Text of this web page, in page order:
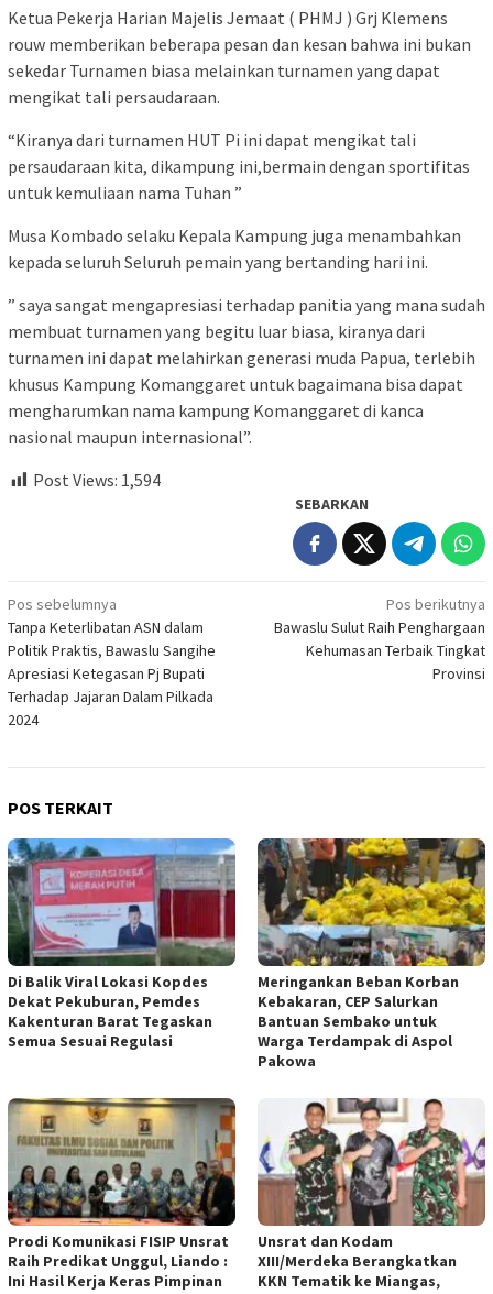
Ketua Pekerja Harian Majelis Jemaat ( PHMJ ) Grj Klemens
rouw memberikan beberapa pesan dan kesan bahwa ini bukan
sekedar Turnamen biasa melainkan turnamen yang dapat
mengikat tali persaudaraan.
“Kiranya dari turnamen HUT Pi ini dapat mengikat tali
persaudaraan kita, dikampung ini,bermain dengan sportifitas
untuk kemuliaan nama Tuhan ”
Musa Kombado selaku Kepala Kampung juga menambahkan
kepada seluruh Seluruh pemain yang bertanding hari ini.
” saya sangat mengapresiasi terhadap panitia yang mana sudah
membuat turnamen yang begitu luar biasa, kiranya dari
turnamen ini dapat melahirkan generasi muda Papua, terlebih
khusus Kampung Komanggaret untuk bagaimana bisa dapat
mengharumkan nama kampung Komanggaret di kanca
nasional maupun internasional”.
Post Views: 1,594
SEBARKAN
Navigasi
pos
Pos sebelumnya
Tanpa Keterlibatan ASN dalam
Politik Praktis, Bawaslu Sangihe
Apresiasi Ketegasan Pj Bupati
Terhadap Jajaran Dalam Pilkada
2024
Pos berikutnya
Bawaslu Sulut Raih Penghargaan
Kehumasan Terbaik Tingkat
Provinsi
POS TERKAIT
Di Balik Viral Lokasi Kopdes
Dekat Pekuburan, Pemdes
Kakenturan Barat Tegaskan
Semua Sesuai Regulasi
Meringankan Beban Korban
Kebakaran, CEP Salurkan
Bantuan Sembako untuk
Warga Terdampak di Aspol
Pakowa
Prodi Komunikasi FISIP Unsrat
Raih Predikat Unggul, Liando :
Ini Hasil Kerja Keras Pimpinan
Unsrat dan Kodam
XIII/Merdeka Berangkatkan
KKN Tematik ke Miangas,